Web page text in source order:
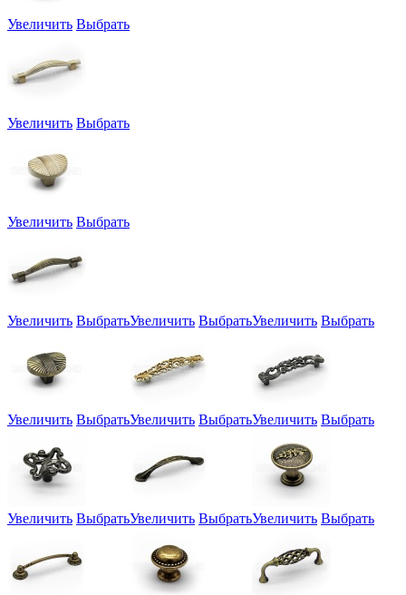
Увеличить Выбрать
Увеличить Выбрать
Увеличить Выбрать
Увеличить ВыбратьУвеличить ВыбратьУвеличить Выбрать
Увеличить ВыбратьУвеличить ВыбратьУвеличить Выбрать
Увеличить ВыбратьУвеличить ВыбратьУвеличить Выбрать